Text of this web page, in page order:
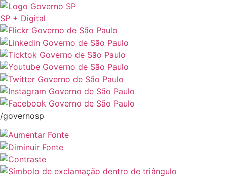
SP + Digital
/governosp